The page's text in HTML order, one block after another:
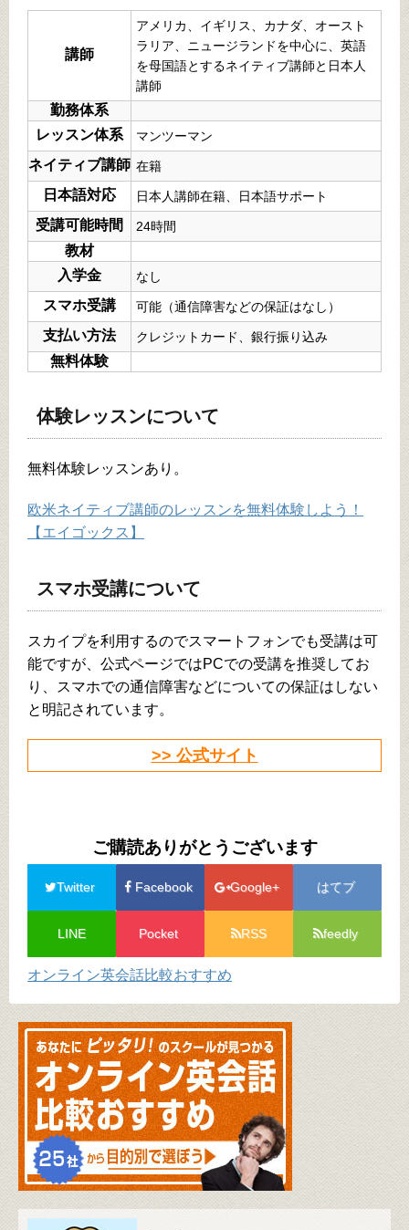
講師
アメリカ、イギリス、カナダ、オースト
ラリア、ニュージランドを中心に、英語
を母国語とするネイティブ講師と日本人
講師
勤務体系
レッスン体系
マンツーマン
ネイティブ講師 在籍
日本語対応 日本人講師在籍、日本語サポート
受講可能時間 24時間
教材
入学金
なし
スマホ受講 可能（通信障害などの保証はなし）
支払い方法 クレジットカード、銀行振り込み
無料体験
体験レッスンについて
無料体験レッスンあり。
欧米ネイティブ講師のレッスンを無料体験しよう！
【エイゴックス】
スマホ受講について
スカイプを利用するのでスマートフォンでも受講は可
能ですが、公式ページではPCでの受講を推奨してお
り、スマホでの通信障害などについての保証はしない
と明記されています。
>> 公式サイト
ご購読ありがとうございます
Twitter Facebook Google+ はてブ
LINE Pocket RSS feedly
オンライン英会話比較おすすめ